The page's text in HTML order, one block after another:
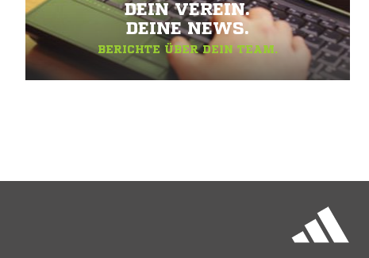
DEIN VEREIN.
DEINE NEWS.
BERICHTE ÜBER DEIN TEAM.